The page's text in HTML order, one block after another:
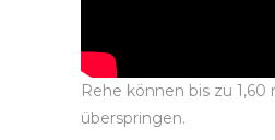
Rehe können bis zu
überspringen.